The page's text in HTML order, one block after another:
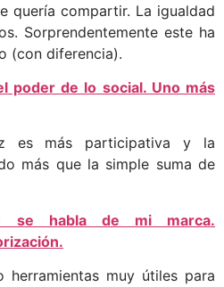
quería compartir. La igualdad
Sorprendentemente este ha
(con diferencia).
poder de lo social. Uno más
es más participativa y la
más que la simple suma de
se habla de mi marca.
muy útiles para